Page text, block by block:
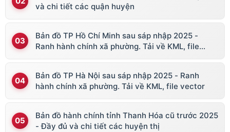
và chi tiết các quận huyện
Bản đồ TP Hồ Chí Minh sau sáp nhập 2025 -
Ranh hành chính xã phường. Tải về KML, file
Bản đồ TP Hà Nội sau sáp nhập 2025 - Ranh
hành chính xã phường. Tải về KML, file vector
Bản đồ hành chính tỉnh Thanh Hóa cũ trước 2025
- Đầy đủ và chi tiết các huyện thị